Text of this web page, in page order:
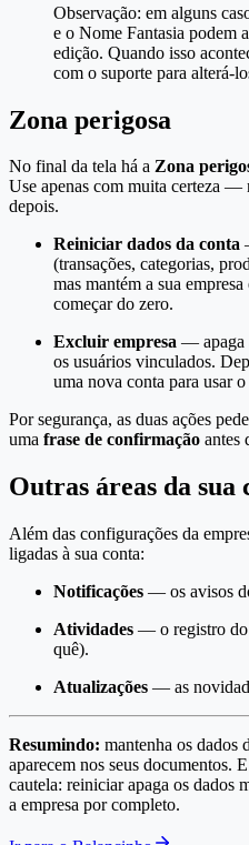
Observação: em alguns
e o Nome Fantasia podem
edição. Quando isso
com o suporte para alterá-
Zona perigosa
No final da tela há a Zona
Use apenas com muita certeza —
depois.
Reiniciar dados da conta
(transações, categorias,
mas mantém a sua
começar do zero.
Excluir empresa — apaga
os usuários vinculados.
uma nova conta para usar
Por segurança, as duas ações
uma frase de confirmação antes
Outras áreas da sua
Além das configurações da
ligadas à sua conta:
Notificações — os avisos
Atividades — o registro do
quê).
Atualizações — as
Resumindo: mantenha os dados
aparecem nos seus documentos.
cautela: reiniciar apaga os dados
a empresa por completo.